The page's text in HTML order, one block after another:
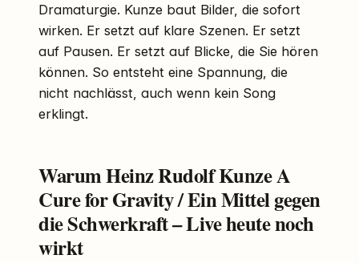
Dramaturgie. Kunze baut Bilder, die sofort
wirken. Er setzt auf klare Szenen. Er setzt
auf Pausen. Er setzt auf Blicke, die Sie hören
können. So entsteht eine Spannung, die
nicht nachlässt, auch wenn kein Song
erklingt.
Warum Heinz Rudolf Kunze A
Cure for Gravity / Ein Mittel gegen
die Schwerkraft – Live heute noch
wirkt